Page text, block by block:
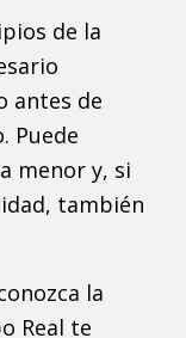
de la
antes de
Puede
menor y, si
también
la
Real te